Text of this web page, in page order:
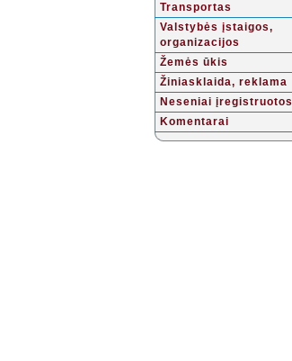
Transportas
Valstybės įstaigos,
organizacijos
Žemės ūkis
Žiniasklaida, reklama
Neseniai įregistruotos
Komentarai